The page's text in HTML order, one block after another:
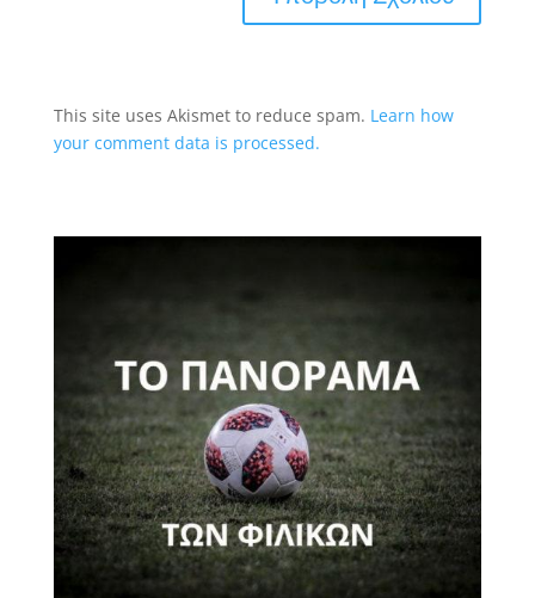
This site uses Akismet to reduce spam. Learn how
your comment data is processed.